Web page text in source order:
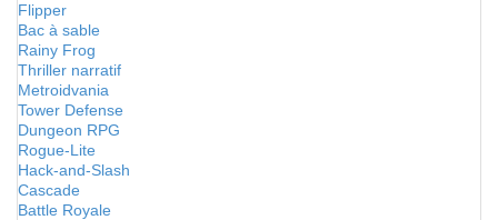
Flipper
Bac à sable
Rainy Frog
Thriller narratif
Metroidvania
Tower Defense
Dungeon RPG
Rogue-Lite
Hack-and-Slash
Cascade
Battle Royale